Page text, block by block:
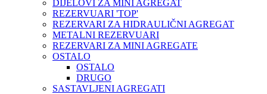
DIJELOVI ZA MINI AGREGAT
REZERVUARI 'TOP'
REZERVARI ZA HIDRAULIČNI AGREGAT
METALNI REZERVUARI
REZERVARI ZA MINI AGREGATE
OSTALO
OSTALO
DRUGO
SASTAVLJENI AGREGATI